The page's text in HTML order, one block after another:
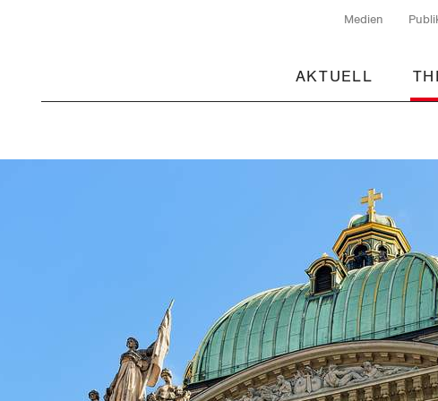
Medien
AKTUELL